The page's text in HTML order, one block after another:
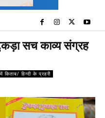
सच काव्य संग्रह
किताब/ हिन्दी के प्रहरी